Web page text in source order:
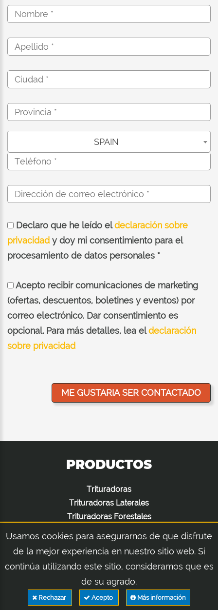
SPAIN
Declaro que he leído eldeclaración sobre
privacidad y doy mi consentimiento para el
procesamiento de datos personales *
Acepto recibir comunicaciones de marketing
(ofertas, descuentos, boletines y eventos) por
correo electrónico. Dar consentimiento es
opcional. Para más detalles, lea eldeclaración
sobre privacidad
PRODUCTOS
Trituradoras
Trituradoras Laterales
Trituradoras Forestales
Desbrozadoras De Brazos Hidráulicos
Construction-Excavadoras
Mantenimiento Invernal
Elevadores Hidráulicos
Preparación Del Suelo
Usamos cookies para asegurarnos de que disfrute
de la mejor experiencia en nuestro sitio web. Si
continúa utilizando este sitio, consideramos que es
de su agrado.
Rechazar Acepto Más información